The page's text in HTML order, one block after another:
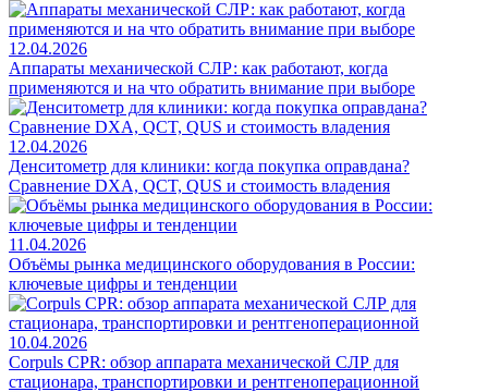
12.04.2026
Аппараты механической СЛР: как работают, когда
применяются и на что обратить внимание при выборе
12.04.2026
Денситометр для клиники: когда покупка оправдана?
Сравнение DXA, QCT, QUS и стоимость владения
11.04.2026
Объёмы рынка медицинского оборудования в России:
ключевые цифры и тенденции
10.04.2026
Corpuls CPR: обзор аппарата механической СЛР для
стационара, транспортировки и рентгеноперационной